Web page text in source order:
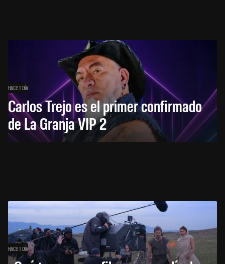
HACE 1 DÍA
Carlos Trejo es el primer confirmado
de La Granja VIP 2
HACE 1 DÍA